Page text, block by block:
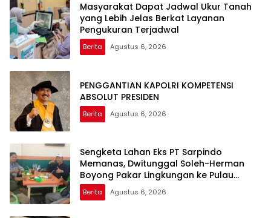
Masyarakat Dapat Jadwal Ukur Tanah
yang Lebih Jelas Berkat Layanan
Pengukuran Terjadwal
Berita Agustus 6, 2026
PENGGANTIAN KAPOLRI KOMPETENSI
ABSOLUT PRESIDEN
Berita Agustus 6, 2026
Sengketa Lahan Eks PT Sarpindo
Memanas, Dwitunggal Soleh-Herman
Boyong Pakar Lingkungan ke Pulau
Rupat
Berita Agustus 6, 2026